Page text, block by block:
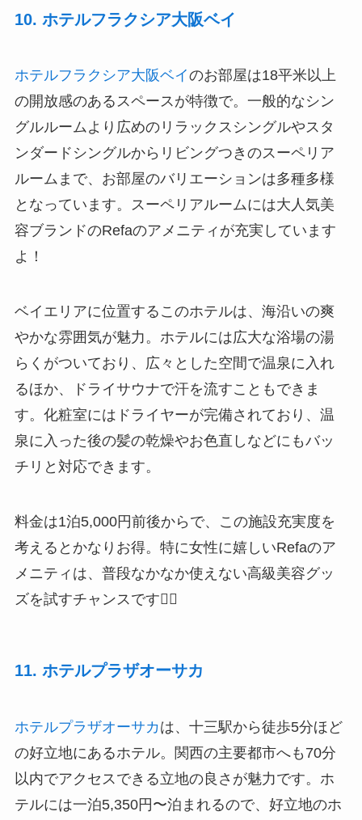
10. ホテルフラクシア大阪ベイ
ホテルフラクシア大阪ベイのお部屋は18平米以上
の開放感のあるスペースが特徴で。一般的なシン
グルルームより広めのリラックスシングルやスタ
ンダードシングルからリビングつきのスーペリア
ルームまで、お部屋のバリエーションは多種多様
となっています。スーペリアルームには大人気美
容ブランドのRefaのアメニティが充実しています
よ！
ベイエリアに位置するこのホテルは、海沿いの爽
やかな雰囲気が魅力。ホテルには広大な浴場の湯
らくがついており、広々とした空間で温泉に入れ
るほか、ドライサウナで汗を流すこともできま
す。化粧室にはドライヤーが完備されており、温
泉に入った後の髪の乾燥やお色直しなどにもバッ
チリと対応できます。
料金は1泊5,000円前後からで、この施設充実度を
考えるとかなりお得。特に女性に嬉しいRefaのア
メニティは、普段なかなか使えない高級美容グッ
ズを試すチャンスです💆‍♀️
11. ホテルプラザオーサカ
ホテルプラザオーサカは、十三駅から徒歩5分ほど
の好立地にあるホテル。関西の主要都市へも70分
以内でアクセスできる立地の良さが魅力です。ホ
テルには一泊5,350円〜泊まれるので、好立地のホ